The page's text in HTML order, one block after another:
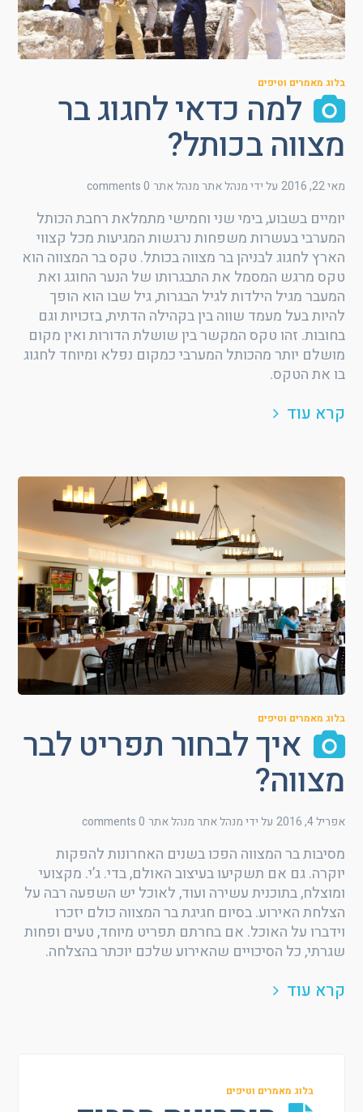
בלוג מאמרים וטיפים
למה כדאי לחגוג בר
מצווה בכותל?
מאי 22, 2016 על ידי מנהל אתרמנהל אתר 0 comments
יומיים בשבוע, בימי שני וחמישי מתמלאת רחבת הכותל
המערבי בעשרות משפחות נרגשות המגיעות מכל קצווי
הארץ לחגוג לבניהן בר מצווה בכותל. טקס בר המצווה הוא
טקס מרגש המסמל את התבגרותו של הנער החוגג ואת
המעבר מגיל הילדות לגיל הבגרות, גיל שבו הוא הופך
להיות בעל מעמד שווה בין בקהילה הדתית, בזכויות וגם
בחובות. זהו טקס המקשר בין שושלת הדורות ואין מקום
מושלם יותר מהכותל המערבי כמקום נפלא ומיוחד לחגוג
בו את הטקס.
קרא עוד
בלוג מאמרים וטיפים
איך לבחור תפריט לבר
מצווה?
אפריל 4, 2016 על ידי מנהל אתרמנהל אתר 0 comments
מסיבות בר המצווה הפכו בשנים האחרונות להפקות
יוקרה. גם אם תשקיעו בעיצוב האולם, בדי. ג’י. מקצועי
ומוצלח, בתוכנית עשירה ועוד, לאוכל יש השפעה רבה על
הצלחת האירוע. בסיום חגיגת בר המצווה כולם יזכרו
וידברו על האוכל. אם בחרתם תפריט מיוחד, טעים ופחות
שגרתי, כל הסיכויים שהאירוע שלכם יוכתר בהצלחה.
קרא עוד
בלוג מאמרים וטיפים